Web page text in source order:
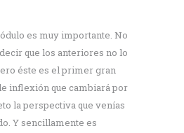
es muy importante. No
que los anteriores no lo
éste es el primer gran
inflexión que cambiará por
la perspectiva que venías
Y sencillamente es